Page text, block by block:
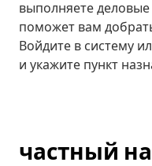
выполняете деловые
поможет вам
Войдите в систему
и укажите пункт
частный